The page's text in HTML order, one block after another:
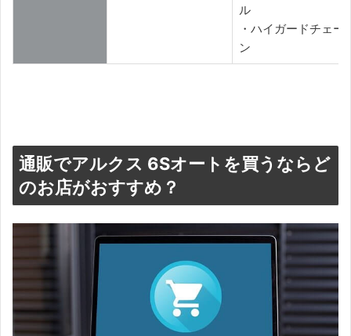
ル
・ハイガードチェー
ン
通販でアルクス 6Sオートを買うならど
のお店がおすすめ？